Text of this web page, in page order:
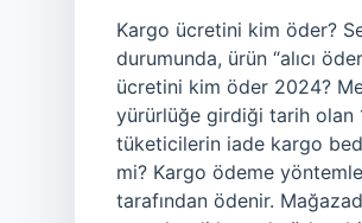
Kargo ücretini kim öder?
durumunda, ürün “alıcı
ücretini kim öder 2024?
yürürlüğe girdiği tarih olan
tüketicilerin iade kargo
mi? Kargo ödeme
tarafından ödenir.